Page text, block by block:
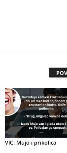
VIC: Mujo i prikolica